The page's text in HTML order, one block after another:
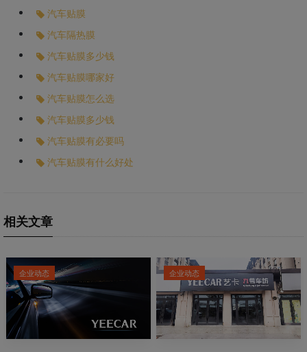
汽车贴膜
汽车隔热膜
汽车贴膜多少钱
汽车贴膜哪家好
汽车贴膜怎么选
汽车贴膜多少钱
汽车贴膜有必要吗
汽车贴膜有什么好处
相关文章
企业动态 企业动态